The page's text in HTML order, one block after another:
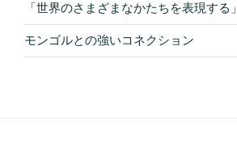
「世界のさまざまなかたちを表現する」
モンゴルとの強いコネクション